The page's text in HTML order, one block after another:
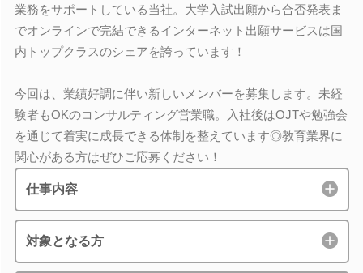
業務をサポートしている当社。大学入試出願から合否発表ま
でオンラインで完結できるインターネット出願サービスは国
内トップクラスのシェアを誇っています！
今回は、業績好調に伴い新しいメンバーを募集します。未経
験者もOKのコンサルティング営業職。入社後はOJTや勉強会
を通じて着実に成長できる体制を整えています◎教育業界に
関心がある方はぜひご応募ください！
仕事内容
対象となる方